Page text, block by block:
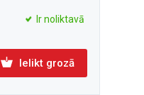
Ir noliktavā
Ielikt grozā